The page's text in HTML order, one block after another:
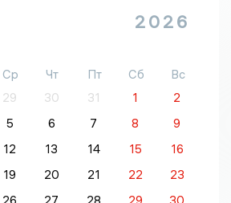
2026
Ср Чт Пт Сб
Вс
29 30 31 1
2
5 6 7 8
9
12 13 14 15
16
19 20 21 22
23